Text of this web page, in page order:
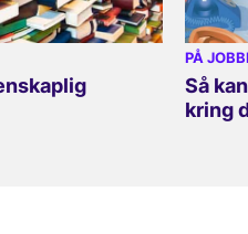
PÅ
Så
kring